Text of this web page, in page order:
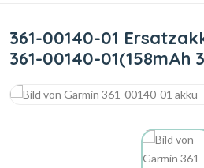
361-00140-01
361-00140-01(158mAh